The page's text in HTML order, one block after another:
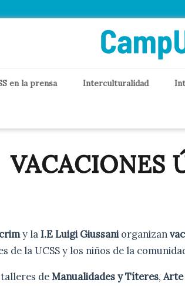
en la prensa Interculturalidad
VACACIONES
y laI.E Luigi Giussaniorganizan
de la UCSS y los niños de la
talleres deManualidades y Títeres,